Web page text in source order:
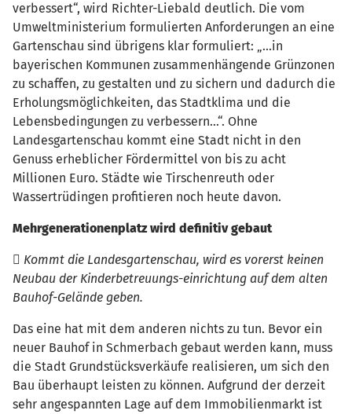
verbessert“, wird Richter-Liebald deutlich. Die vom
Umweltministerium formulierten Anforderungen an eine
Gartenschau sind übrigens klar formuliert: „...in
bayerischen Kommunen zusammenhängende Grünzonen
zu schaffen, zu gestalten und zu sichern und dadurch die
Erholungsmöglichkeiten, das Stadtklima und die
Lebensbedingungen zu verbessern…“. Ohne
Landesgartenschau kommt eine Stadt nicht in den
Genuss erheblicher Fördermittel von bis zu acht
Millionen Euro. Städte wie Tirschenreuth oder
Wassertrüdingen profitieren noch heute davon.
Mehrgenerationenplatz wird definitiv gebaut
 Kommt die Landesgartenschau, wird es vorerst keinen
Neubau der Kinderbetreuungs-einrichtung auf dem alten
Bauhof-Gelände geben.
Das eine hat mit dem anderen nichts zu tun. Bevor ein
neuer Bauhof in Schmerbach gebaut werden kann, muss
die Stadt Grundstücksverkäufe realisieren, um sich den
Bau überhaupt leisten zu können. Aufgrund der derzeit
sehr angespannten Lage auf dem Immobilienmarkt ist